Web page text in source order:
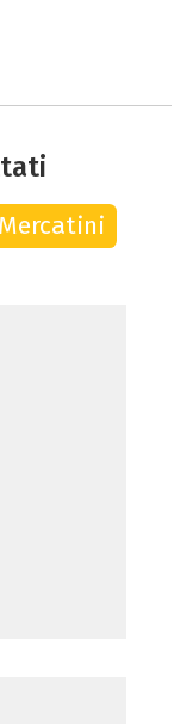
Mercatini